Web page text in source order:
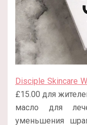
Disciple Skincare
£15.00 для
масло для
уменьшения